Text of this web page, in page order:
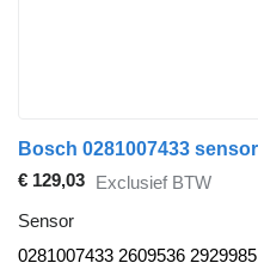
€ 129,03 Exclusief BTW
Sensor
0281007433 2609536 2929985